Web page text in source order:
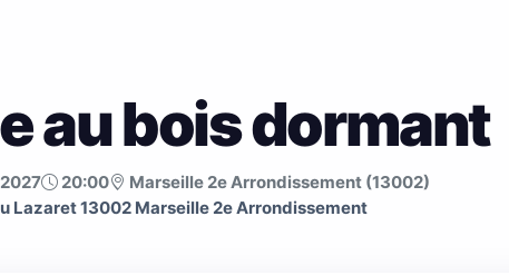
au bois dormant
20:00
Marseille 2e Arrondissement (13002)
Lazaret 13002 Marseille 2e Arrondissement